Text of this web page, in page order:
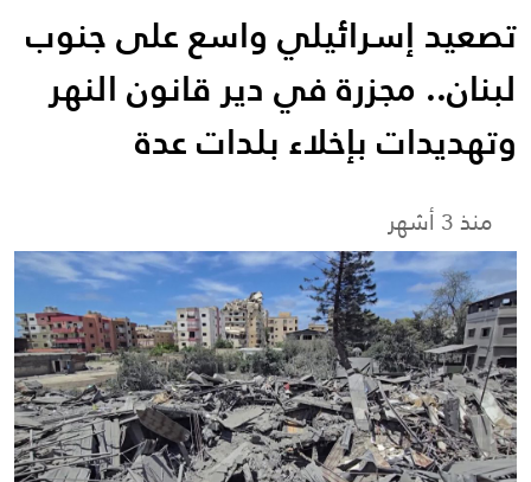
تصعيد إسرائيلي واسع على جنوب
لبنان.. مجزرة في دير قانون النهر
وتهديدات بإخلاء بلدات عدة
منذ 3 أشهر